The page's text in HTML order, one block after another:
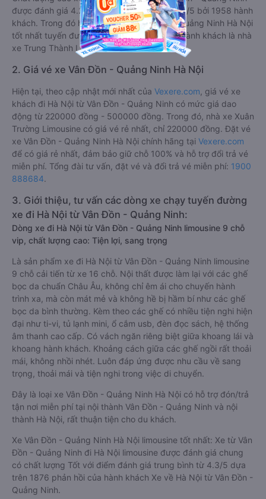
được đánh giá 4.2, với điểm trung bình là 4.2/5 bởi 1958 hành
khách. Trong đó hãng xe khách Vân Đồn - Quảng Ninh Hà Nội
tốt nhất tuyến được đánh giá 4.8/5 bởi 711 hành khách là nhà
xe Trung Thành Limousine.
2. Giá vé xe Vân Đồn - Quảng Ninh Hà Nội
Hiện tại, theo cập nhật mới nhất của Vexere.com , giá vé xe
khách đi Hà Nội từ Vân Đồn - Quảng Ninh có mức giá dao
động từ 220000 đồng - 500000 đồng. Trong đó, nhà xe Xuân
Trường Limousine có giá vé rẻ nhất, chỉ 220000 đồng. Đặt vé
xe Vân Đồn - Quảng Ninh Hà Nội chính hãng tại Vexere.com
để có giá rẻ nhất, đảm bảo giữ chỗ 100% và hỗ trợ đổi trả vé
miễn phí. Tổng đài tư vấn, đặt vé và đổi trả vé miễn phí: 1900
888684.
3. Giới thiệu, tư vấn các dòng xe chạy tuyến đường
xe đi Hà Nội từ Vân Đồn - Quảng Ninh:
Dòng xe đi Hà Nội từ Vân Đồn - Quảng Ninh limousine 9 chỗ
vip, chất lượng cao: Tiện lợi, sang trọng
Là sản phẩm xe đi Hà Nội từ Vân Đồn - Quảng Ninh limousine
9 chỗ cải tiến từ xe 16 chỗ. Nội thất được làm lại với các ghế
bọc da chuẩn Châu Âu, không chỉ êm ái cho chuyến hành
trình xa, mà còn mát mẻ và không hề bị hầm bí như các ghế
bọc da bình thường. Kèm theo các ghế có nhiều tiện nghi hiện
đại như ti-vi, tủ lạnh mini, ổ cắm usb, đèn đọc sách, hệ thống
âm thanh cao cấp. Có vách ngăn riêng biệt giữa khoang lái và
khoang hành khách. Khoảng cách giữa các ghế ngồi rất thoải
mái, không nhồi nhét. Luôn đáp ứng được nhu cầu về sang
trọng, thoải mái và tiện nghi trong việc di chuyển.
Đây là loại xe Vân Đồn - Quảng Ninh Hà Nội có hỗ trợ đón/trả
tận nơi miễn phí tại nội thành Vân Đồn - Quảng Ninh và nội
thành Hà Nội, rất thuận tiện cho du khách.
Xe Vân Đồn - Quảng Ninh Hà Nội limousine tốt nhất: Xe từ Vân
Đồn - Quảng Ninh đi Hà Nội limousine được đánh giá chung
có chất lượng Tốt với điểm đánh giá trung bình từ 4.3/5 dựa
trên 1876 phản hồi của hành khách Xe về Hà Nội từ Vân Đồn -
Quảng Ninh.